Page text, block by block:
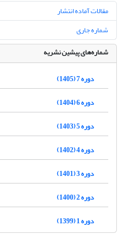
مقالات آماده انتشار
شماره جاری
شماره‌های پیشین نشریه
دوره 7 (1405)
دوره 6 (1404)
دوره 5 (1403)
دوره 4 (1402)
دوره 3 (1401)
دوره 2 (1400)
دوره 1 (1399)